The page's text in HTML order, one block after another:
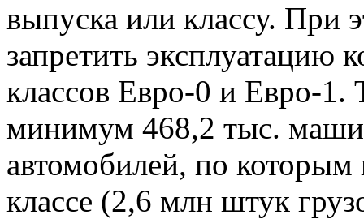
выпуска или классу. При
запретить эксплуатацию
классов Евро-0 и Евро-
минимум 468,2 тыс.
автомобилей, по
классе (2,6 млн штук